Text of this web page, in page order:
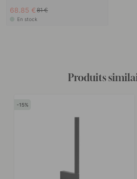
68.85 € 81 €
En stock
Produits
15